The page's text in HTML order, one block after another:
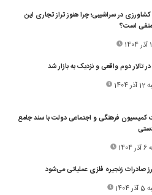
در سراشیبی؛ چرا هنوز تراز تجاری این
است؟
در تالار دوم واقعی و نزدیک به بازار شد
کمیسیون فرهنگی و اجتماعی دولت با سند جامع
صادرات زنجیره فلزی عملیاتی می‌شود